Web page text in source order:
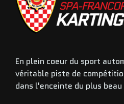
En plein coeur du sport
véritable piste de
dans l'enceinte du plus